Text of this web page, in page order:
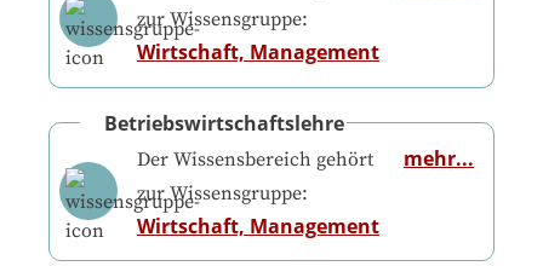
zur Wissensgruppe:
Wirtschaft, Management
Betriebswirtschaftslehre
Der Wissensbereich gehört
zur Wissensgruppe:
Wirtschaft, Management
mehr...